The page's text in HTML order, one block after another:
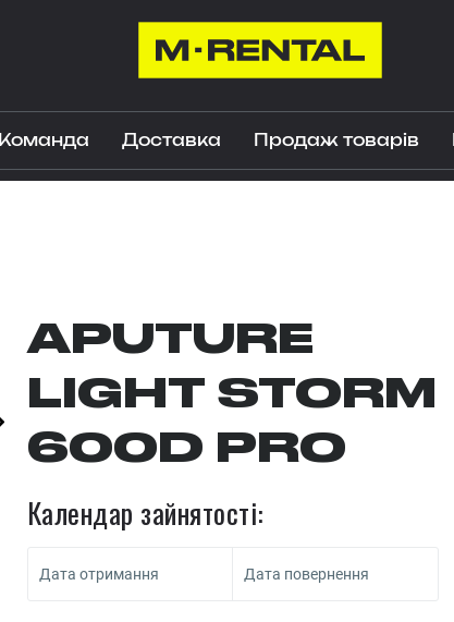
Команда Доставка Продаж товарів
APUTURE
LIGHT STORM
600D PRO
Календар зайнятості:
Дата отримання Дата повернення